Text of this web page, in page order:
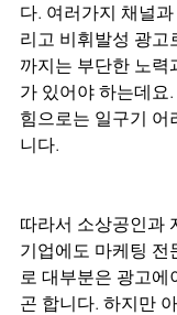
다. 여러가지 채널
리고 비휘발성 광고
까지는 부단한 노력
가 있어야 하는데요
힘으로는 일구기 어
니다.
따라서 소상공인과
기업에도 마케팅 전
로 대부분은 광고에
곤 합니다. 하지만